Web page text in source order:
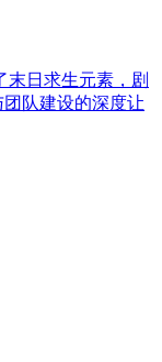
末日求生元素，剧
队建设的深度让